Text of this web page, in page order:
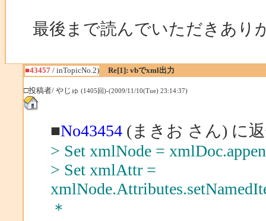
最後まで読んでいただきあり
■43457 / inTopicNo.2) Re[1]: vbでxml出力
□投稿者/ やじゅ (1405回)-(2009/11/10(Tue) 23:14:37)
■No43454 (まきお さん) に
> Set xmlNode =
> Set xmlAttr =
＊